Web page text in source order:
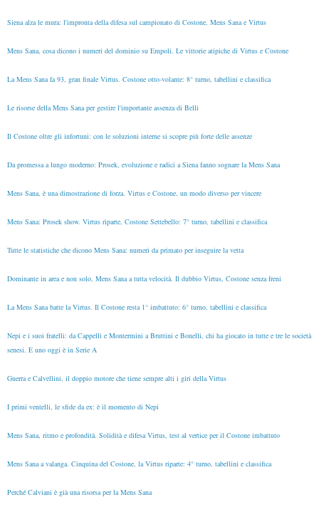
Siena alza le mura: l'impronta della difesa sul campionato di Costone, Mens Sana e Virtus
Mens Sana, cosa dicono i numeri del dominio su Empoli. Le vittorie atipiche di Virtus e Costone
La Mens Sana fa 93, gran finale Virtus. Costone otto-volante: 8° turno, tabellini e classifica
Le risorse della Mens Sana per gestire l'importante assenza di Belli
Il Costone oltre gli infortuni: con le soluzioni interne si scopre più forte delle assenze
Da promessa a lungo moderno: Prosek, evoluzione e radici a Siena fanno sognare la Mens Sana
Mens Sana, è una dimostrazione di forza. Virtus e Costone, un modo diverso per vincere
Mens Sana: Prosek show. Virtus riparte, Costone Settebello: 7° turno, tabellini e classifica
Tutte le statistiche che dicono Mens Sana: numeri da primato per inseguire la vetta
Dominante in area e non solo, Mens Sana a tutta velocità. Il dubbio Virtus, Costone senza freni
La Mens Sana batte la Virtus. Il Costone resta 1° imbattuto: 6° turno, tabellini e classifica
Nepi e i suoi fratelli: da Cappelli e Montermini a Bruttini e Bonelli, chi ha giocato in tutte e tre le società
senesi. E uno oggi è in Serie A
Guerra e Calvellini, il doppio motore che tiene sempre alti i giri della Virtus
I primi ventelli, le sfide da ex: è il momento di Nepi
Mens Sana, ritmo e profondità. Solidità e difesa Virtus, test al vertice per il Costone imbattuto
Mens Sana a valanga. Cinquina del Costone, la Virtus riparte: 4° turno, tabellini e classifica
Perché Calviani è già una risorsa per la Mens Sana